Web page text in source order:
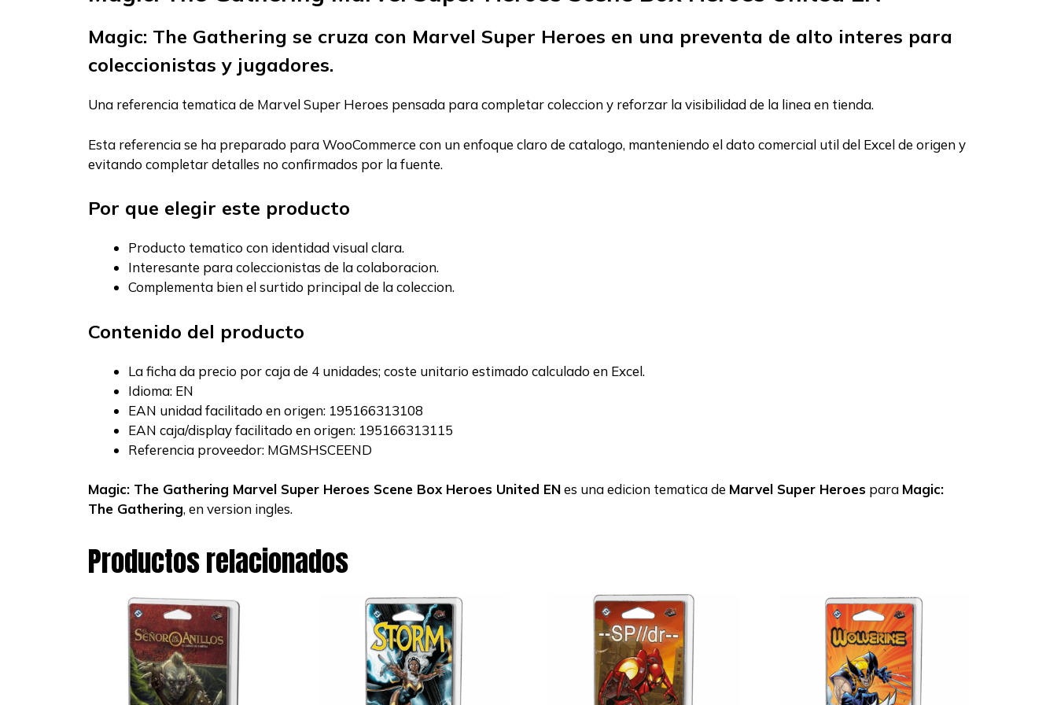
Magic: The Gathering se cruza con Marvel Super Heroes en una preventa de alto interes para
coleccionistas y jugadores.
Una referencia tematica de Marvel Super Heroes pensada para completar coleccion y reforzar la visibilidad de la linea en tienda.
Esta referencia se ha preparado para WooCommerce con un enfoque claro de catalogo, manteniendo el dato comercial util del Excel de origen y
evitando completar detalles no confirmados por la fuente.
Por que elegir este producto
Producto tematico con identidad visual clara.
Interesante para coleccionistas de la colaboracion.
Complementa bien el surtido principal de la coleccion.
Contenido del producto
La ficha da precio por caja de 4 unidades; coste unitario estimado calculado en Excel.
Idioma: EN
EAN unidad facilitado en origen: 195166313108
EAN caja/display facilitado en origen: 195166313115
Referencia proveedor: MGMSHSCEEND
Magic: The Gathering Marvel Super Heroes Scene Box Heroes United ENes una edicion tematica de Marvel Super Heroes para Magic:
The Gathering, en version ingles.
Productos relacionados